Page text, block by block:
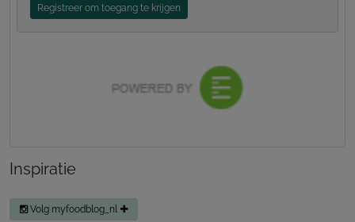
Registreer om toegang te krijgen
Inspiratie
Volg myfoodblog_nl